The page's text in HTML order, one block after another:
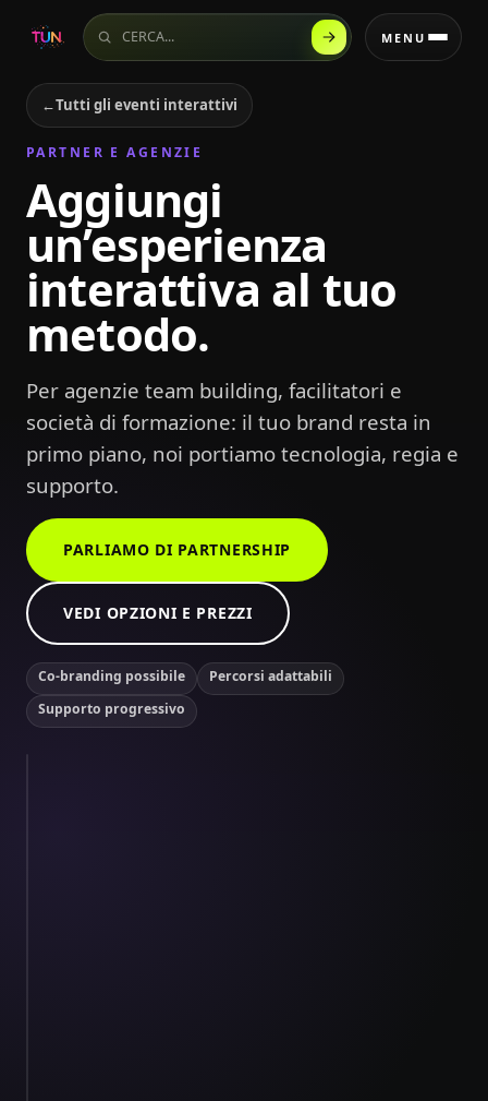
Cerca sul sito MENU
←Tutti gli eventi interattivi
PARTNER E AGENZIE
Aggiungi
un’esperienza
interattiva al tuo
metodo.
Per agenzie team building, facilitatori e
società di formazione: il tuo brand resta in
primo piano, noi portiamo tecnologia, regia e
supporto.
PARLIAMO DI PARTNERSHIP
VEDI OPZIONI E PREZZI
Co-branding possibile
Percorsi adattabili
Supporto progressivo